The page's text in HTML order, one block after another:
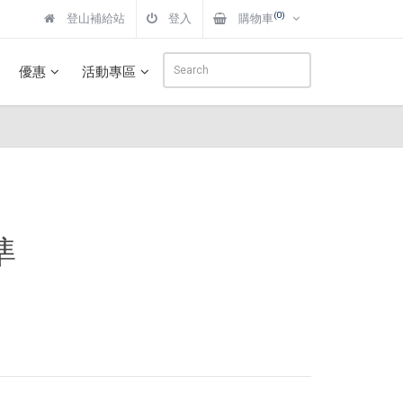
登山補給站 登入 購物車(0)
優惠 活動專區